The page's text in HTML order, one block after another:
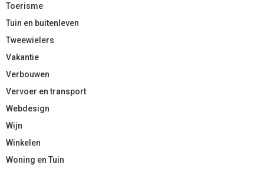
Toerisme
Tuin en buitenleven
Tweewielers
Vakantie
Verbouwen
Vervoer en transport
Webdesign
Wijn
Winkelen
Woning en Tuin